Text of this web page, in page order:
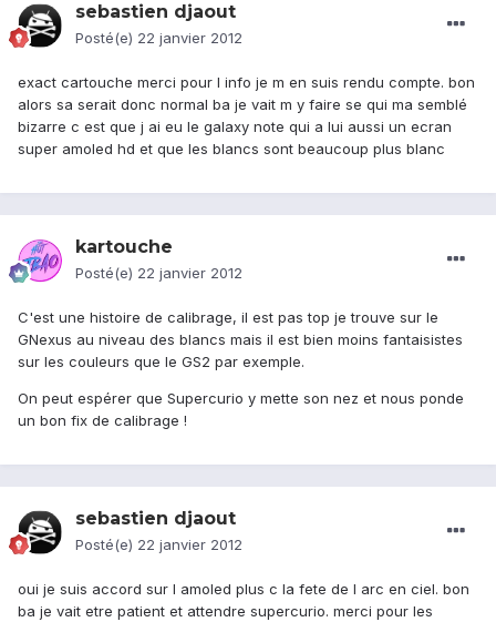
sebastien djaout
Posté(e) 22 janvier 2012
exact cartouche merci pour l info je m en suis rendu compte. bon
alors sa serait donc normal ba je vait m y faire se qui ma semblé
bizarre c est que j ai eu le galaxy note qui a lui aussi un ecran
super amoled hd et que les blancs sont beaucoup plus blanc
kartouche
Posté(e) 22 janvier 2012
C'est une histoire de calibrage, il est pas top je trouve sur le
GNexus au niveau des blancs mais il est bien moins fantaisistes
sur les couleurs que le GS2 par exemple.
On peut espérer que Supercurio y mette son nez et nous ponde
un bon fix de calibrage !
sebastien djaout
Posté(e) 22 janvier 2012
oui je suis accord sur l amoled plus c la fete de l arc en ciel. bon
ba je vait etre patient et attendre supercurio. merci pour les